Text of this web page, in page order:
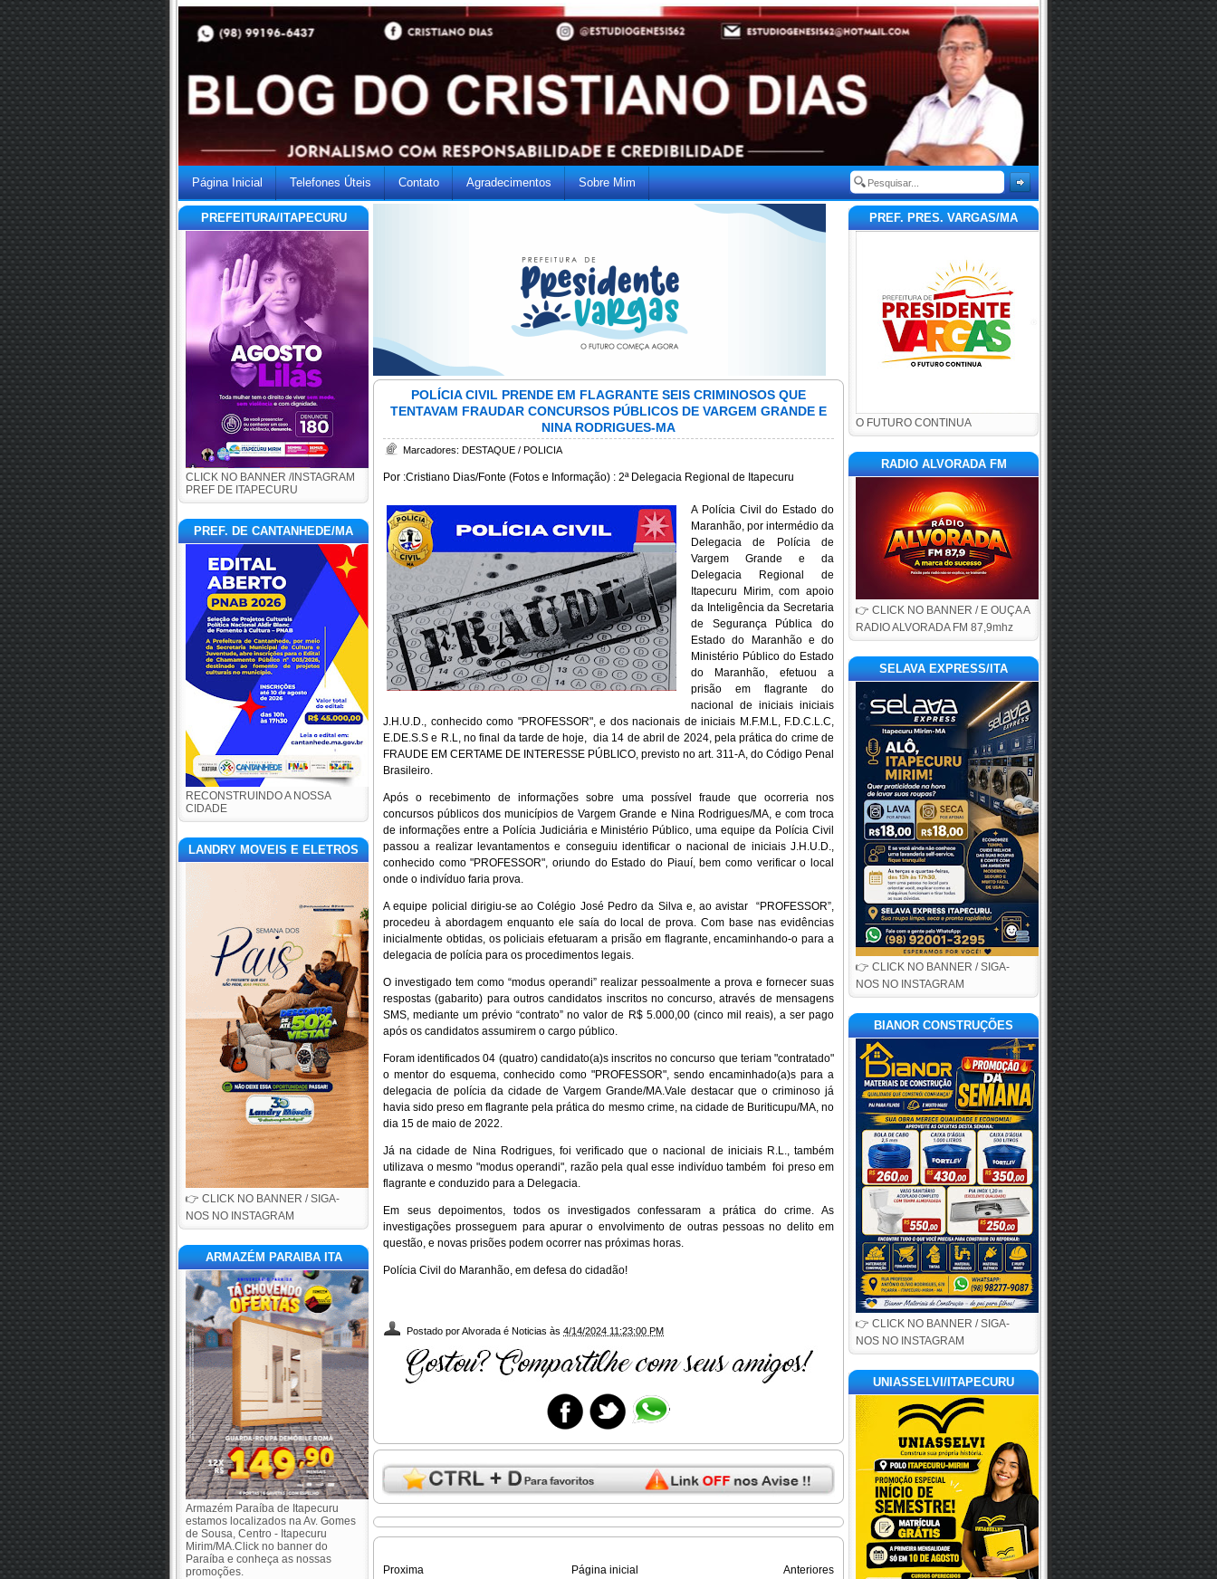
Página Inicial Telefones Úteis Contato Agradecimentos Sobre Mim
PREFEITURA/ITAPECURU
CLICK NO BANNER /INSTAGRAM
PREF DE ITAPECURU
PREF. DE CANTANHEDE/MA
RECONSTRUINDO A NOSSA
CIDADE
LANDRY MOVEIS E ELETROS
👉 CLICK NO BANNER / SIGA-
NOS NO INSTAGRAM
ARMAZÉM PARAIBA ITA
Armazém Paraíba de Itapecuru
estamos localizados na Av. Gomes
de Sousa, Centro - Itapecuru
Mirim/MA.Click no banner do
Paraíba e conheça as nossas
promoções.
POLÍCIA CIVIL PRENDE EM FLAGRANTE SEIS CRIMINOSOS QUE
TENTAVAM FRAUDAR CONCURSOS PÚBLICOS DE VARGEM GRANDE E
NINA RODRIGUES-MA
Marcadores: DESTAQUE / POLICIA
Por :Cristiano Dias/Fonte (Fotos e Informação) : 2ª Delegacia Regional de Itapecuru
A Polícia Civil do Estado do
Maranhão, por intermédio da
Delegacia de Polícia de
Vargem Grande e da
Delegacia Regional de
Itapecuru Mirim, com apoio
da Inteligência da Secretaria
de Segurança Pública do
Estado do Maranhão e do
Ministério Público do Estado
do Maranhão, efetuou a
prisão em flagrante do
nacional de iniciais iniciais
J.H.U.D., conhecido como "PROFESSOR", e dos nacionais de iniciais M.F.M.L, F.D.C.L.C,
E.DE.S.S e R.L, no final da tarde de hoje, dia 14 de abril de 2024, pela prática do crime de
FRAUDE EM CERTAME DE INTERESSE PÚBLICO, previsto no art. 311-A, do Código Penal
Brasileiro.
Após o recebimento de informações sobre uma possível fraude que ocorreria nos
concursos públicos dos municípios de Vargem Grande e Nina Rodrigues/MA, e com troca
de informações entre a Polícia Judiciária e Ministério Público, uma equipe da Polícia Civil
passou a realizar levantamentos e conseguiu identificar o nacional de iniciais J.H.U.D.,
conhecido como "PROFESSOR", oriundo do Estado do Piauí, bem como verificar o local
onde o indivíduo faria prova.
A equipe policial dirigiu-se ao Colégio José Pedro da Silva e, ao avistar “PROFESSOR”,
procedeu à abordagem enquanto ele saía do local de prova. Com base nas evidências
inicialmente obtidas, os policiais efetuaram a prisão em flagrante, encaminhando-o para a
delegacia de polícia para os procedimentos legais.
O investigado tem como “modus operandi” realizar pessoalmente a prova e fornecer suas
respostas (gabarito) para outros candidatos inscritos no concurso, através de mensagens
SMS, mediante um prévio “contrato” no valor de R$ 5.000,00 (cinco mil reais), a ser pago
após os candidatos assumirem o cargo público.
Foram identificados 04 (quatro) candidato(a)s inscritos no concurso que teriam "contratado"
o mentor do esquema, conhecido como "PROFESSOR", sendo encaminhado(a)s para a
delegacia de polícia da cidade de Vargem Grande/MA.Vale destacar que o criminoso já
havia sido preso em flagrante pela prática do mesmo crime, na cidade de Buriticupu/MA, no
dia 15 de maio de 2022.
Já na cidade de Nina Rodrigues, foi verificado que o nacional de iniciais R.L., também
utilizava o mesmo "modus operandi", razão pela qual esse indivíduo também foi preso em
flagrante e conduzido para a Delegacia.
Em seus depoimentos, todos os investigados confessaram a prática do crime. As
investigações prosseguem para apurar o envolvimento de outras pessoas no delito em
questão, e novas prisões podem ocorrer nas próximas horas.
Polícia Civil do Maranhão, em defesa do cidadão!
Postado porAlvorada é Noticias às 4/14/2024 11:23:00 PM
Proxima Anteriores
Página inicial
PREF. PRES. VARGAS/MA
O FUTURO CONTINUA
RADIO ALVORADA FM
👉 CLICK NO BANNER / E OUÇA A
RADIO ALVORADA FM 87,9mhz
SELAVA EXPRESS/ITA
👉 CLICK NO BANNER / SIGA-
NOS NO INSTAGRAM
BIANOR CONSTRUÇÕES
👉 CLICK NO BANNER / SIGA-
NOS NO INSTAGRAM
UNIASSELVI/ITAPECURU